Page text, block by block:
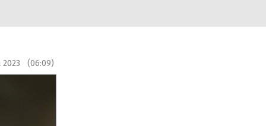
2023 (06:09)